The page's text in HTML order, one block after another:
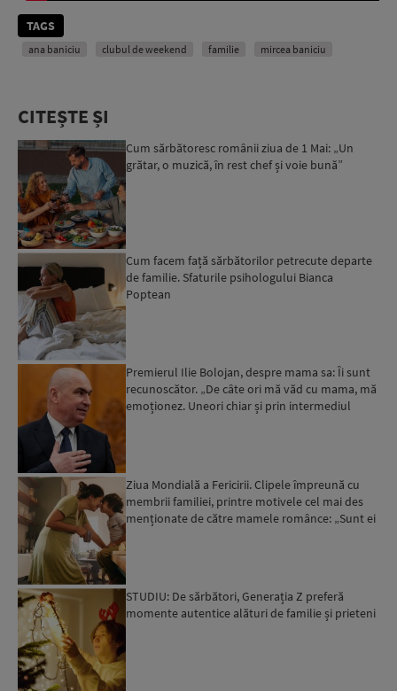
TAGS
ana baniciu clubul de weekend familie mircea baniciu
CITEȘTE ȘI
Cum sărbătoresc românii ziua de 1 Mai: „Un
grătar, o muzică, în rest chef și voie bună”
Cum facem față sărbătorilor petrecute departe
de familie. Sfaturile psihologului Bianca
Poptean
Premierul Ilie Bolojan, despre mama sa: Îi sunt
recunoscător. „De câte ori mă văd cu mama, mă
emoționez. Uneori chiar și prin intermediul
Ziua Mondială a Fericirii. Clipele împreună cu
membrii familiei, printre motivele cel mai des
menționate de către mamele românce: „Sunt ei
STUDIU: De sărbători, Generația Z preferă
momente autentice alături de familie și prieteni